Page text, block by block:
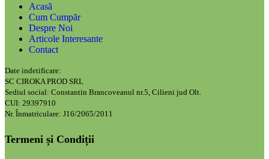
Acasă
Cum Cumpăr
Despre Noi
Articole Interesante
Contact
Date indetificare:
SC CIROKA PROD SRL
Sediul social: Constantin Brancoveanul nr.5, Cilieni jud Olt.
CUI: 29397910
Nr. Înmatriculare: J16/2065/2011
Termeni și Condiții